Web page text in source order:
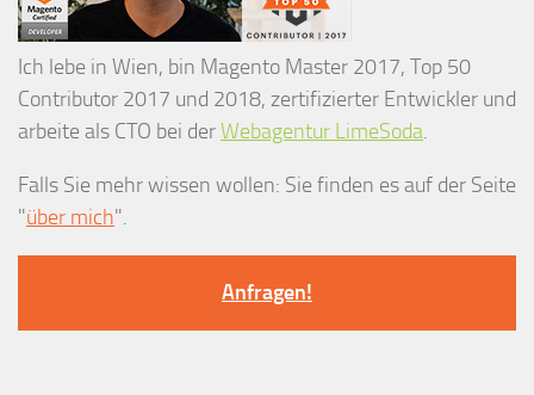
Ich lebe in Wien, bin Magento Master 2017, Top 50
Contributor 2017 und 2018, zertifizierter Entwickler und
arbeite als CTO bei derWebagentur LimeSoda.
Falls Sie mehr wissen wollen: Sie finden es auf der Seite
"über mich".
Anfragen!